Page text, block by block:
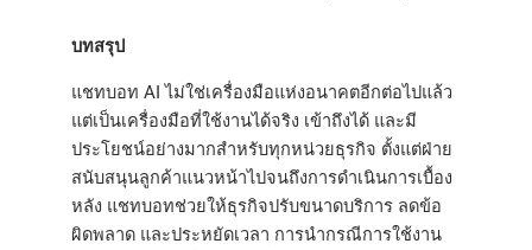
บทสรุป
แชทบอท AI ไม่ใช่เครื่องมือแห่งอนาคตอีกต่อไปแล้ว
แต่เป็นเครื่องมือที่ใช้งานได้จริง เข้าถึงได้ และมี
ประโยชน์อย่างมากสำหรับทุกหน่วยธุรกิจ ตั้งแต่ฝ่าย
สนับสนุนลูกค้าแนวหน้าไปจนถึงการดำเนินการเบื้อง
หลัง แชทบอทช่วยให้ธุรกิจปรับขนาดบริการ ลดข้อ
ผิดพลาด และประหยัดเวลา การนำกรณีการใช้งาน